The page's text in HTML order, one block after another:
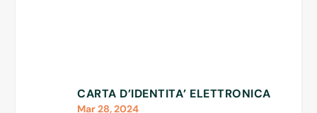
CARTA D’IDENTITA’ ELETTRONICA
Mar 28, 2024